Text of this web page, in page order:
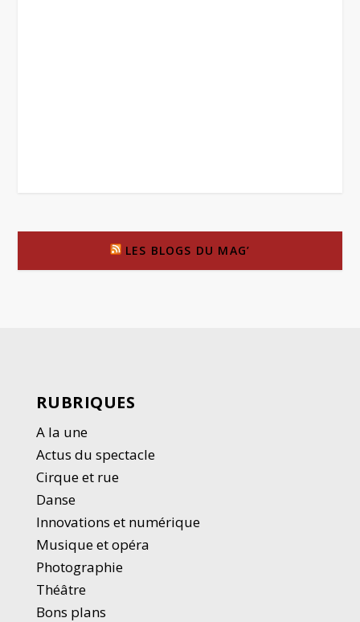
LES BLOGS DU MAG’
RUBRIQUES
A la une
Actus du spectacle
Cirque et rue
Danse
Innovations et numérique
Musique et opéra
Photographie
Théâtre
Bons plans